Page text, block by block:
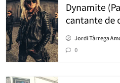
Dynamite
cantante de
Jordi Tàrrega
0